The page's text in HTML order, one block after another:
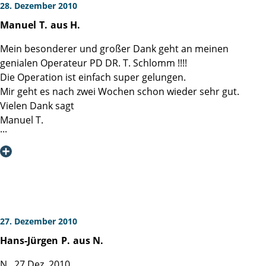
Guten Gewissens kann ich diese Klinik empfehlen und tue
dies auch gern.
Nochmals herzlichen Dank - ein sehr dankbarer ehemaliger
Patient.
Hotelaufenthalt. Vor Ort ein ausgesprochen höfliches und
kompetentes Pflegepersonal, ein super Catering-Service,
der keine Wünsche offen ließ. Erwähnen möchte ich auch
die freundliche und hilfsbereite Frau Pasch am Empfang
der Klinik.
Ich hoffe niemanden übergangen oder vergessen zu
haben.
Für alle Betroffenen, denen eine Prostata Operation
bevorsteht, möchte ich die Martini-Klink vorbehaltlos
empfehlen.
Mit freundlichen Grüßen
28. Dezember 2010
Manuel T. aus H.
Mein besonderer und großer Dank geht an meinen
genialen Operateur PD DR. T. Schlomm !!!!
Die Operation ist einfach super gelungen.
Mir geht es nach zwei Wochen schon wieder sehr gut.
Vielen Dank sagt
Manuel T.
27. Dezember 2010
Hans-Jürgen P. aus N.